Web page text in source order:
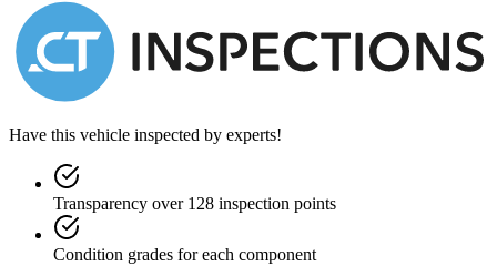
Have this vehicle inspected by experts!
Transparency over 128 inspection points
Condition grades for each component